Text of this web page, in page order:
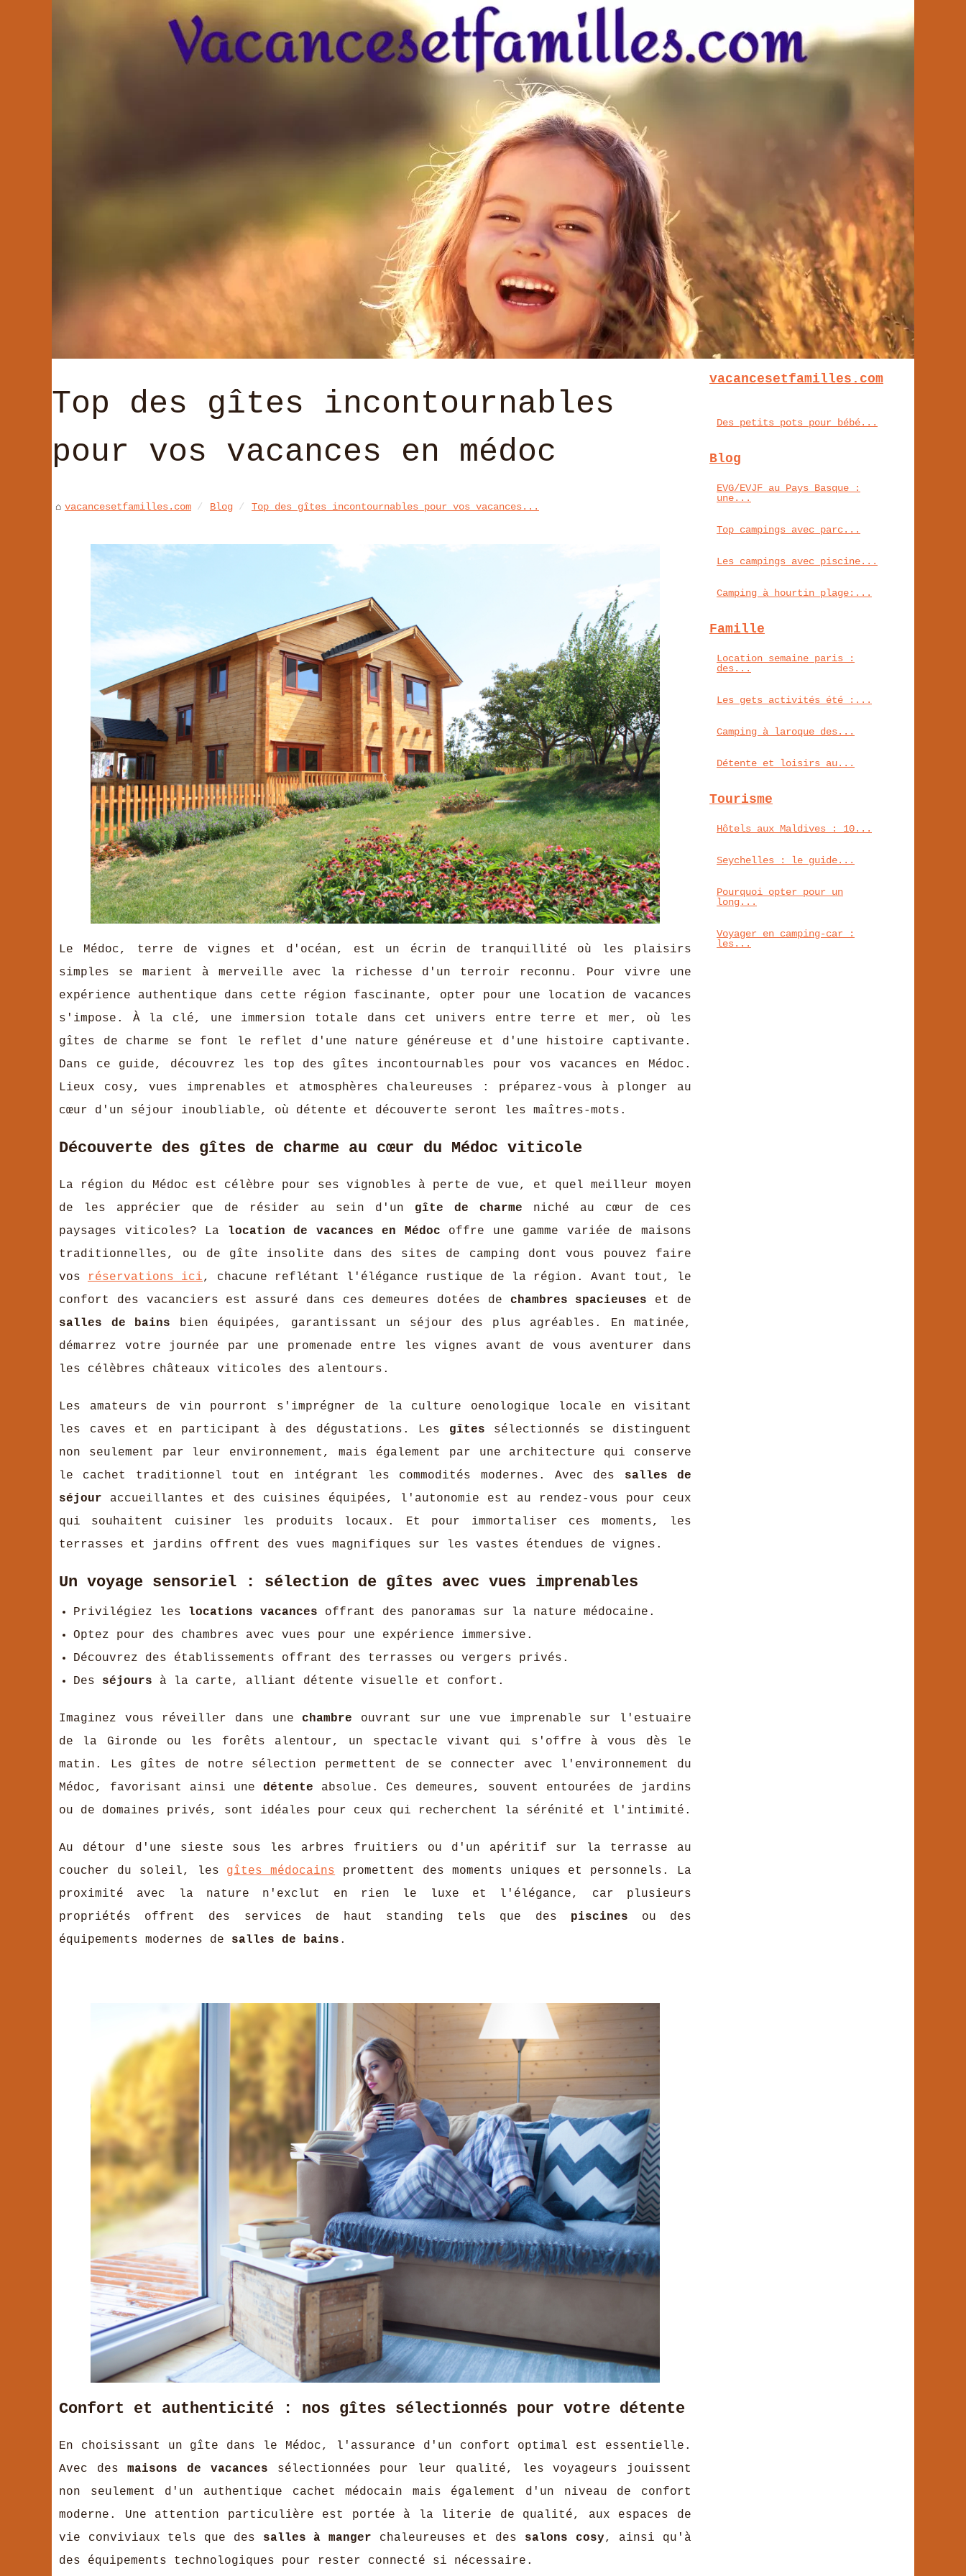
Top des gîtes incontournables
pour vos vacances en médoc
vacancesetfamilles.com Blog Top des gîtes incontournables pour vos vacances...
Le Médoc, terre de vignes et d'océan, est un écrin de tranquillité où les plaisirs
simples se marient à merveille avec la richesse d'un terroir reconnu. Pour vivre une
expérience authentique dans cette région fascinante, opter pour une location de vacances
s'impose. À la clé, une immersion totale dans cet univers entre terre et mer, où les
gîtes de charme se font le reflet d'une nature généreuse et d'une histoire captivante.
Dans ce guide, découvrez les top des gîtes incontournables pour vos vacances en Médoc.
Lieux cosy, vues imprenables et atmosphères chaleureuses : préparez-vous à plonger au
cœur d'un séjour inoubliable, où détente et découverte seront les maîtres-mots.
Découverte des gîtes de charme au cœur du Médoc viticole
La région du Médoc est célèbre pour ses vignobles à perte de vue, et quel meilleur moyen
de les apprécier que de résider au sein d'un gîte de charme niché au cœur de ces
paysages viticoles? La location de vacances en Médoc offre une gamme variée de maisons
traditionnelles, ou de gîte insolite dans des sites de camping dont vous pouvez faire
vos
réservations ici, chacune reflétant l'élégance rustique de la région. Avant tout, le
confort des vacanciers est assuré dans ces demeures dotées de chambres spacieuses et de
salles de bains bien équipées, garantissant un séjour des plus agréables. En matinée,
démarrez votre journée par une promenade entre les vignes avant de vous aventurer dans
les célèbres châteaux viticoles des alentours.
Les amateurs de vin pourront s'imprégner de la culture oenologique locale en visitant
les caves et en participant à des dégustations. Les gîtes sélectionnés se distinguent
non seulement par leur environnement, mais également par une architecture qui conserve
le cachet traditionnel tout en intégrant les commodités modernes. Avec des salles de
séjour accueillantes et des cuisines équipées, l'autonomie est au rendez-vous pour ceux
qui souhaitent cuisiner les produits locaux. Et pour immortaliser ces moments, les
terrasses et jardins offrent des vues magnifiques sur les vastes étendues de vignes.
Un voyage sensoriel : sélection de gîtes avec vues imprenables
Privilégiez les locations vacances offrant des panoramas sur la nature médocaine.
Optez pour des chambres avec vues pour une expérience immersive.
Découvrez des établissements offrant des terrasses ou vergers privés.
Des séjours à la carte, alliant détente visuelle et confort.
Imaginez vous réveiller dans unechambre ouvrant sur une vue imprenable sur l'estuaire
de la Gironde ou les forêts alentour, un spectacle vivant qui s'offre à vous dès le
matin. Les gîtes de notre sélection permettent de se connecter avec l'environnement du
Médoc, favorisant ainsi une détente absolue. Ces demeures, souvent entourées de jardins
ou de domaines privés, sont idéales pour ceux qui recherchent la sérénité et l'intimité.
Au détour d'une sieste sous les arbres fruitiers ou d'un apéritif sur la terrasse au
coucher du soleil, les gîtes médocains promettent des moments uniques et personnels. La
proximité avec la nature n'exclut en rien le luxe et l'élégance, car plusieurs
propriétés offrent des services de haut standing tels que des piscines ou des
équipements modernes de salles de bains .
Confort et authenticité : nos gîtes sélectionnés pour votre détente
En choisissant un gîte dans le Médoc, l'assurance d'un confort optimal est essentielle.
Avec desmaisons de vacances sélectionnées pour leur qualité, les voyageurs jouissent
non seulement d'un authentique cachet médocain mais également d'un niveau de confort
moderne. Une attention particulière est portée à la literie de qualité, aux espaces de
vie conviviaux tels que des salles à manger chaleureuses et des salons cosy, ainsi qu'à
des équipements technologiques pour rester connecté si nécessaire.
vacancesetfamilles.com
Des petits pots pour bébé...
Blog
EVG/EVJF au Pays Basque :
une...
Top campings avec parc...
Les campings avec piscine...
Camping à hourtin plage:...
Famille
Location semaine paris :
des...
Les gets activités été :...
Camping à laroque des...
Détente et loisirs au...
Tourisme
Hôtels aux Maldives : 10...
Seychelles : le guide...
Pourquoi opter pour un
long...
Voyager en camping-car :
les...